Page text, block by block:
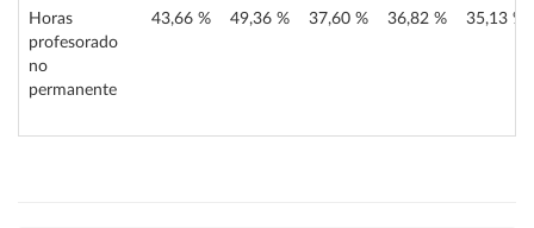
Horas
profesorado
no
permanente
43,66 % 49,36 % 37,60 % 36,82 % 35,13 %